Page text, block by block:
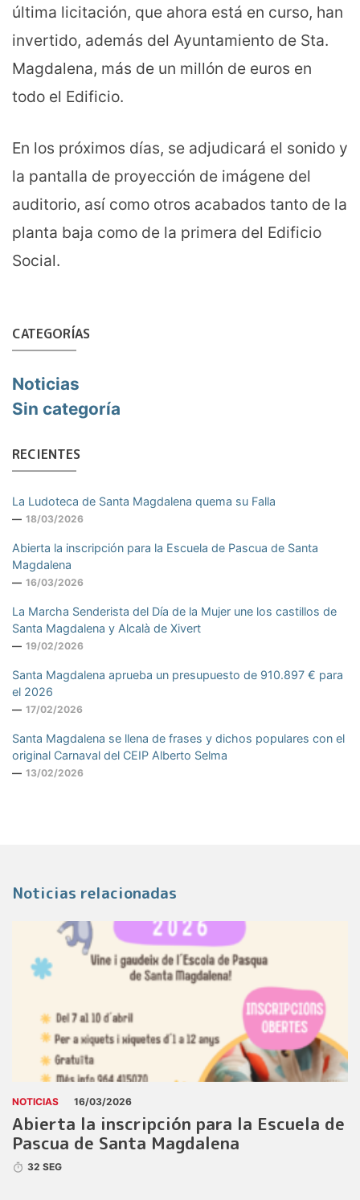
última licitación, que ahora está en curso, han
invertido, además del Ayuntamiento de Sta.
Magdalena, más de un millón de euros en
todo el Edificio.
En los próximos días, se adjudicará el sonido y
la pantalla de proyección de imágene del
auditorio, así como otros acabados tanto de la
planta baja como de la primera del Edificio
Social.
CATEGORÍAS
Noticias
Sin categoría
RECIENTES
La Ludoteca de Santa Magdalena quema su Falla
18/03/2026
Abierta la inscripción para la Escuela de Pascua de Santa
Magdalena
16/03/2026
La Marcha Senderista del Día de la Mujer une los castillos de
Santa Magdalena y Alcalà de Xivert
19/02/2026
Santa Magdalena aprueba un presupuesto de 910.897 € para
el 2026
17/02/2026
Santa Magdalena se llena de frases y dichos populares con el
original Carnaval del CEIP Alberto Selma
13/02/2026
Noticias relacionadas
NOTICIAS 16/03/2026
Abierta la inscripción para la Escuela de
Pascua de Santa Magdalena
32 SEG